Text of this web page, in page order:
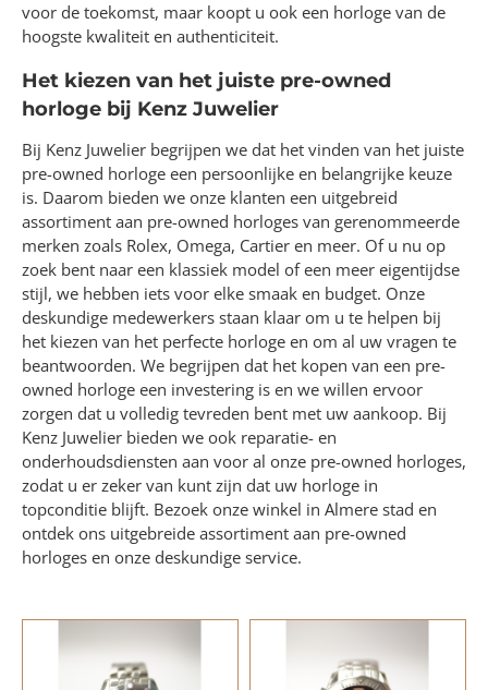
voor de toekomst, maar koopt u ook een horloge van de
hoogste kwaliteit en authenticiteit.
Het kiezen van het juiste pre-owned
horloge bij Kenz Juwelier
Bij Kenz Juwelier begrijpen we dat het vinden van het juiste
pre-owned horloge een persoonlijke en belangrijke keuze
is. Daarom bieden we onze klanten een uitgebreid
assortiment aan pre-owned horloges van gerenommeerde
merken zoals Rolex, Omega, Cartier en meer. Of u nu op
zoek bent naar een klassiek model of een meer eigentijdse
stijl, we hebben iets voor elke smaak en budget. Onze
deskundige medewerkers staan klaar om u te helpen bij
het kiezen van het perfecte horloge en om al uw vragen te
beantwoorden. We begrijpen dat het kopen van een pre-
owned horloge een investering is en we willen ervoor
zorgen dat u volledig tevreden bent met uw aankoop. Bij
Kenz Juwelier bieden we ook reparatie- en
onderhoudsdiensten aan voor al onze pre-owned horloges,
zodat u er zeker van kunt zijn dat uw horloge in
topconditie blijft. Bezoek onze winkel in Almere stad en
ontdek ons uitgebreide assortiment aan pre-owned
horloges en onze deskundige service.